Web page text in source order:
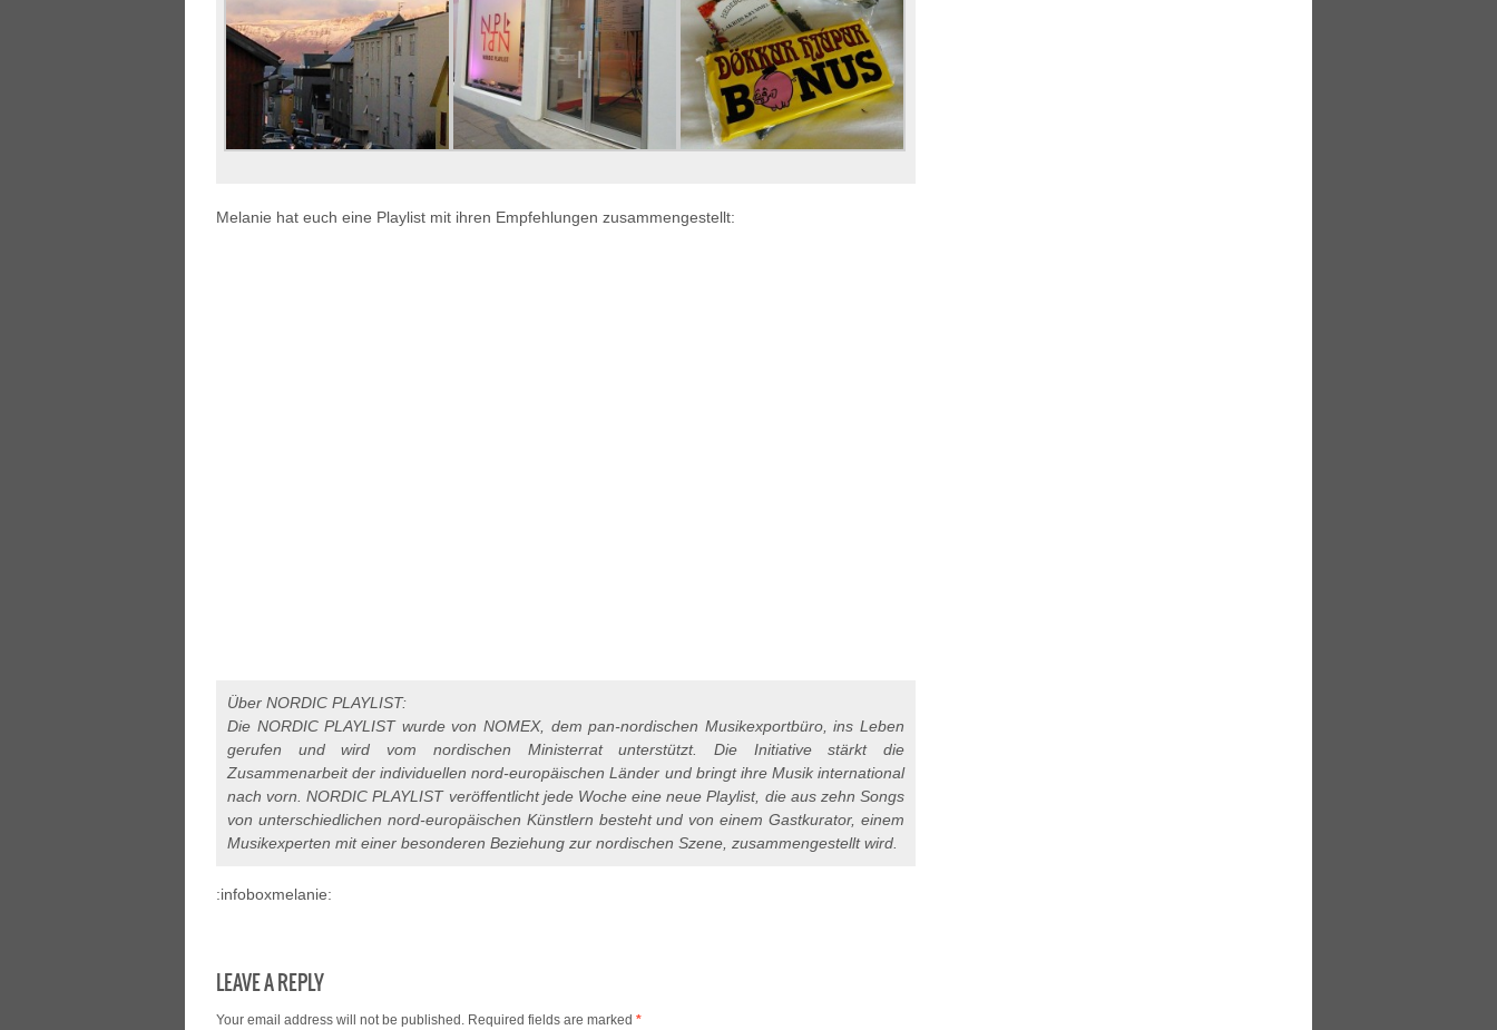
Melanie hat euch eine Playlist mit ihren Empfehlungen zusammengestellt:
Über NORDIC PLAYLIST:
Die NORDIC PLAYLIST wurde von NOMEX, dem pan-nordischen Musikexportbüro, ins Leben
gerufen und wird vom nordischen Ministerrat unterstützt. Die Initiative stärkt die
Zusammenarbeit der individuellen nord-europäischen Länder und bringt ihre Musik international
nach vorn. NORDIC PLAYLIST veröffentlicht jede Woche eine neue Playlist, die aus zehn Songs
von unterschiedlichen nord-europäischen Künstlern besteht und von einem Gastkurator, einem
Musikexperten mit einer besonderen Beziehung zur nordischen Szene, zusammengestellt wird.
:infoboxmelanie:
LEAVE A REPLY
Your email address will not be published. Required fields are marked *